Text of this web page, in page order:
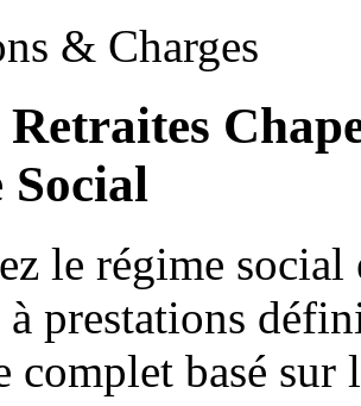
& Charges
Retraites
Social
le régime social
à prestations
complet basé sur